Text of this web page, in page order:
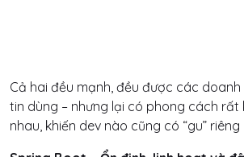
Cả hai đều mạnh, đều được các doanh
tin dùng – nhưng lại có phong cách rất
nhau, khiến dev nào cũng có “gu” riêng